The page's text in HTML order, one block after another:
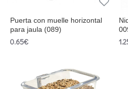
Puerta con muelle horizontal
para jaula (089)
0.65€